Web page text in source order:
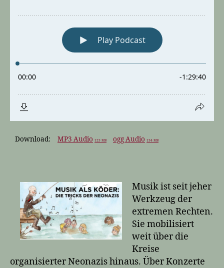
Download: MP3 Audio 123 MB ogg Audio 134 MB
Musik ist seit jeher
Werkzeug der
extremen Rechten.
Sie mobilisiert
weit über die
Kreise
organisierter Neonazis hinaus. Über Konzerte